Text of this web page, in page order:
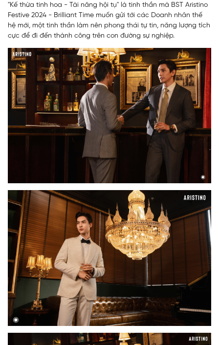
"Kế thừa tinh hoa - Tài năng hội tụ" là tinh thần mà BST Aristino
Festive 2024 - Brilliant Time muốn gửi tới các Doanh nhân thế
hệ mới, một tinh thần làm nên phong thái tự tin, năng lượng tích
cực để đi đến thành công trên con đường sự nghiệp.